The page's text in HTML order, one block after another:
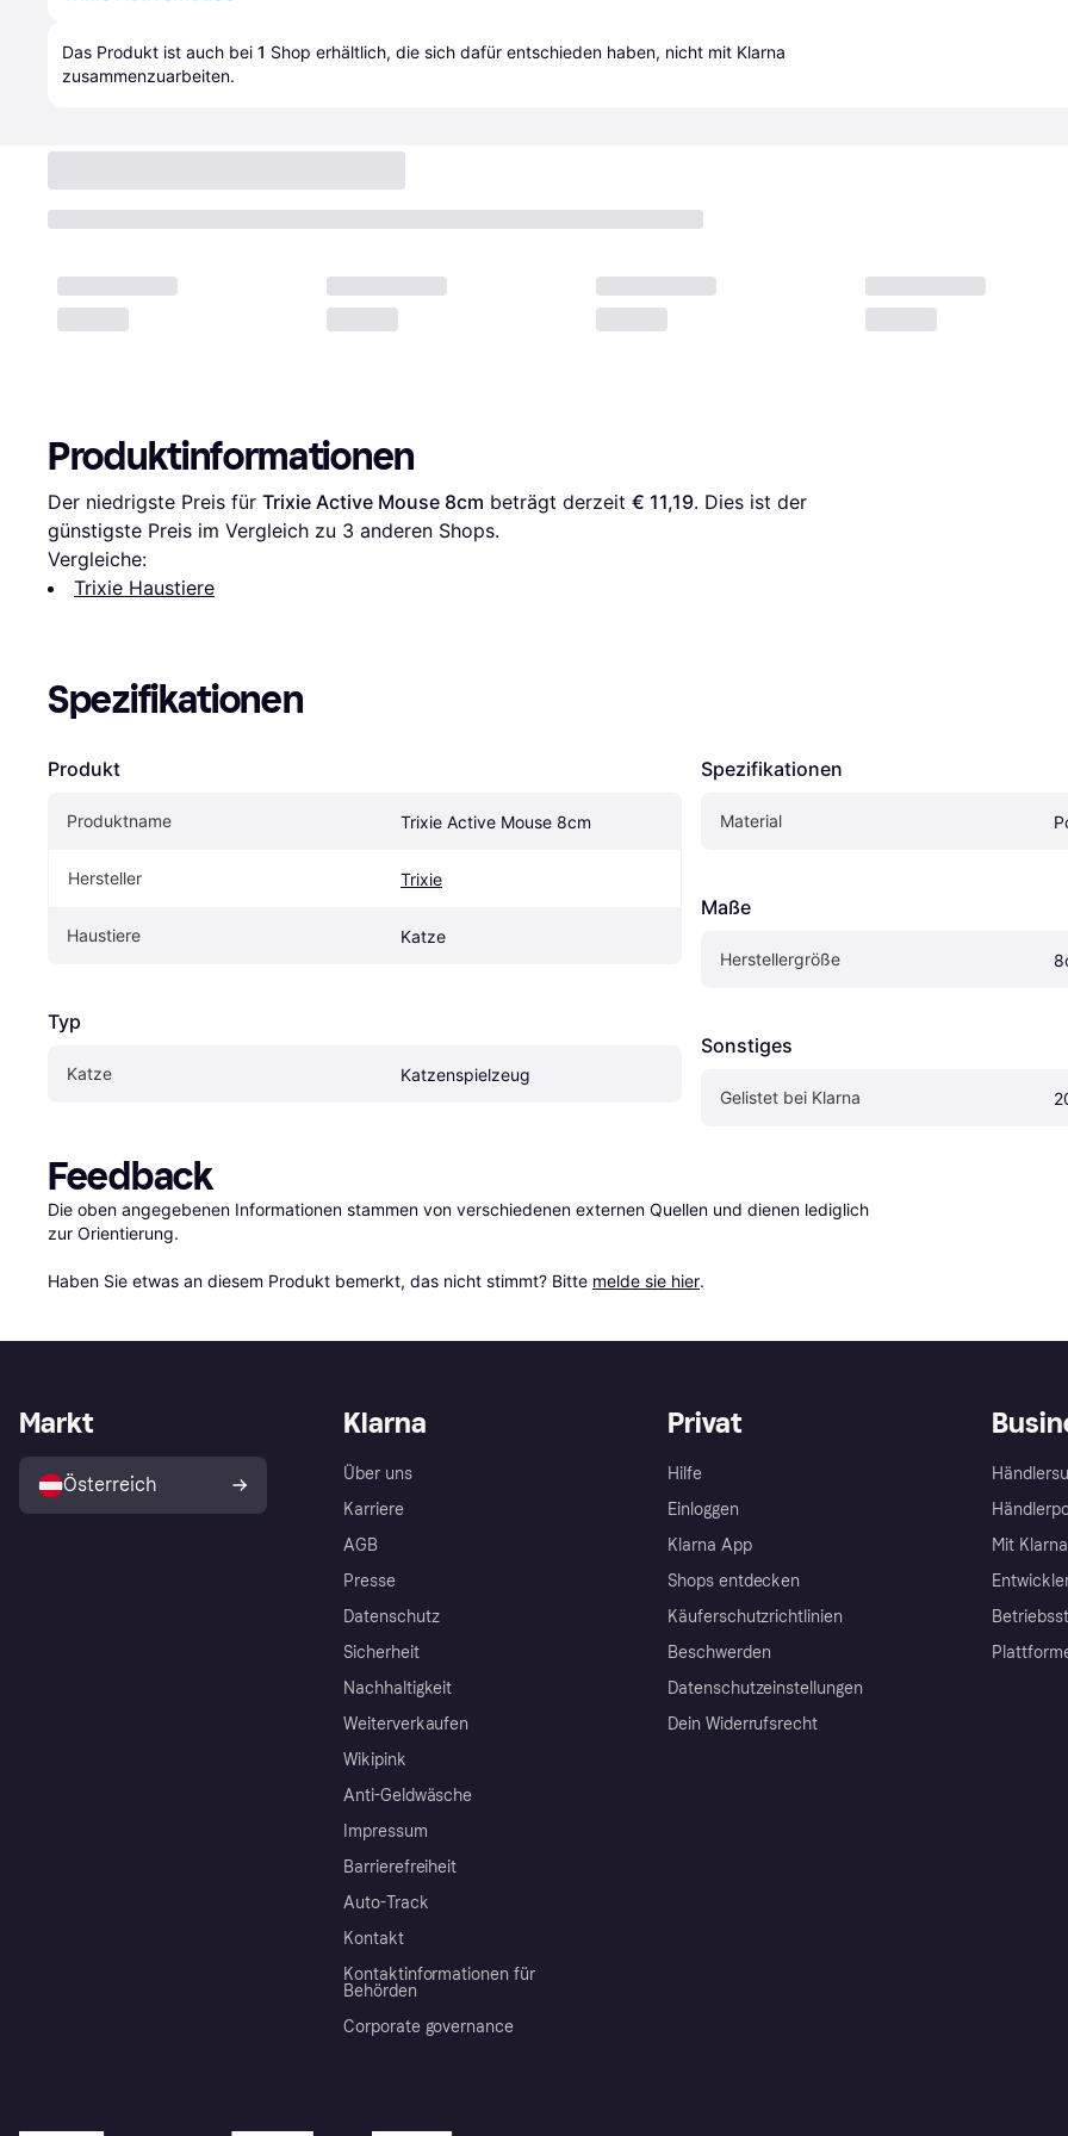
Das Produkt ist auch bei 1 Shop erhältlich, die sich dafür entschieden haben, nicht mit Klarna
zusammenzuarbeiten.
Produktinformationen
Der niedrigste Preis für Trixie Active Mouse 8cm beträgt derzeit € 11,19. Dies ist der
günstigste Preis im Vergleich zu 3 anderen Shops.
Vergleiche:
Trixie Haustiere
Spezifikationen
Produkt
Produktname Trixie Active Mouse 8cm
Hersteller Trixie
Haustiere Katze
Typ
Katze Katzenspielzeug
Spezifikationen
Material
Maße
Herstellergröße
Sonstiges
Gelistet bei Klarna
Feedback
Die oben angegebenen Informationen stammen von verschiedenen externen Quellen und dienen lediglich
zur Orientierung.
Haben Sie etwas an diesem Produkt bemerkt, das nicht stimmt? Bitte melde sie hier.
Klarna
Über uns
Karriere
AGB
Presse
Datenschutz
Sicherheit
Nachhaltigkeit
Weiterverkaufen
Wikipink
Anti-Geldwäsche
Impressum
Barrierefreiheit
Auto-Track
Kontakt
Kontaktinformationen für
Behörden
Corporate governance
Privat
Hilfe
Einloggen
Klarna App
Shops entdecken
Käuferschutzrichtlinien
Beschwerden
Datenschutzeinstellungen
Dein Widerrufsrecht
Mit
Markt
Österreich